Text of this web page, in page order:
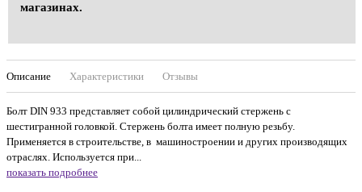
магазинах.
Описание Характеристики Отзывы
Болт DIN 933 представляет собой цилиндрический стержень с
шестигранной головкой. Стержень болта имеет полную резьбу.
Применяется в строительстве, в машиностроении и других производящих
отраслях. Используется при...
показать подробнее